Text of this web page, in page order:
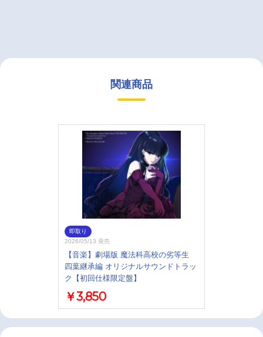
関連商品
即取り
2026/05/13 発売
【音楽】劇場版 魔法科高校の劣等生
四葉継承編 オリジナルサウンドトラッ
ク【初回仕様限定盤】
￥3,850